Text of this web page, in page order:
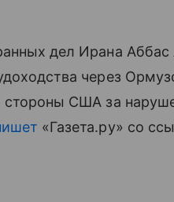
дел Ирана Аббас
через
стороны США за
«Газета.ру» со